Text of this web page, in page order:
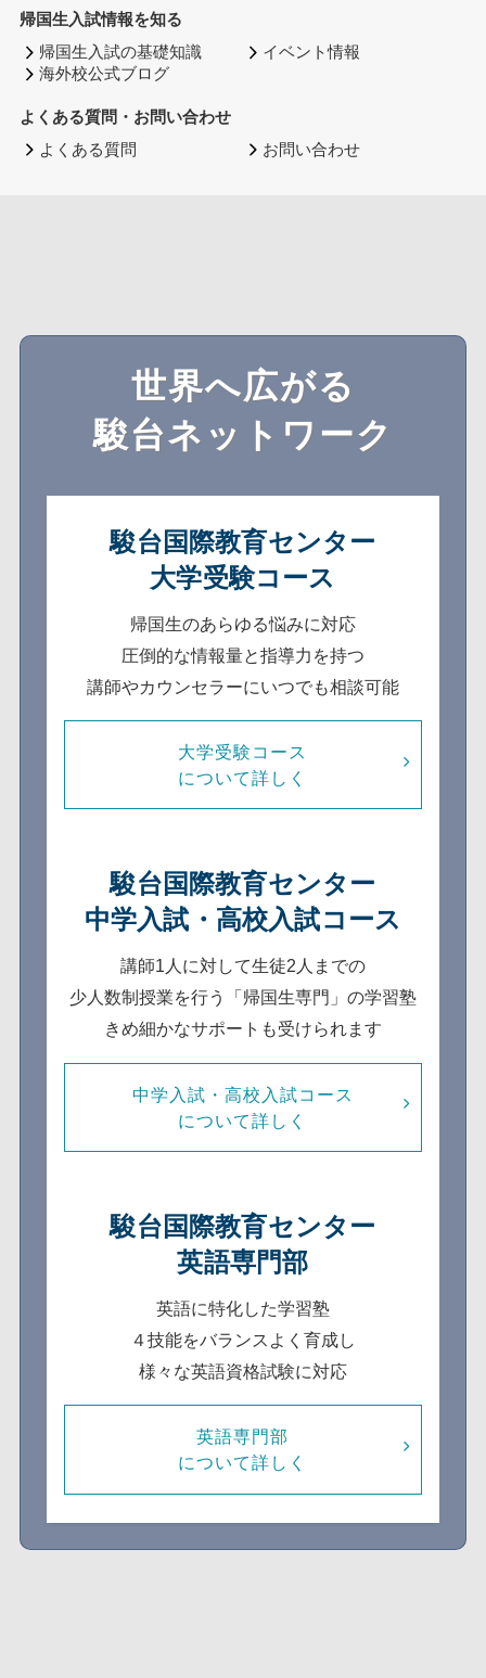
帰国生入試情報を知る
帰国生入試の基礎知識
海外校公式ブログ
イベント情報
よくある質問・お問い合わせ
よくある質問
お問い合わせ
世界へ広がる
駿台ネットワーク
駿台国際教育センター
大学受験コース
帰国生のあらゆる悩みに対応
圧倒的な情報量と指導力を持つ
講師やカウンセラーにいつでも相談可能
大学受験コース
について詳しく
駿台国際教育センター
中学入試・高校入試コース
講師1人に対して生徒2人までの
少人数制 授業を行う「帰国生専門」の学習塾
きめ細かなサポートも受けられます
中学入試・高校入試コース
について詳しく
駿台国際教育センター
英語専門部
英語に特化した学習塾
４技能をバランスよく育成し
様々な英語資格試験に対応
英語専門部
について詳しく